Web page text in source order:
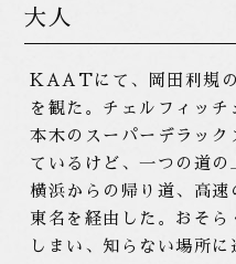
大人
KAATにて、岡田利規の
を観た。チェルフィッ
本木のスーパーデラッ
ているけど、一つの道の
横浜からの帰り道、高速
東名を経由した。おそら
しまい、知らない場所